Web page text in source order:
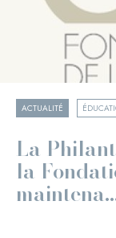
ACTUALITÉ
La
la